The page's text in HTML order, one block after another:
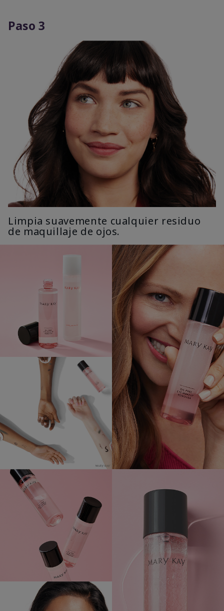
Paso 3
Limpia suavemente cualquier residuo
de maquillaje de ojos.